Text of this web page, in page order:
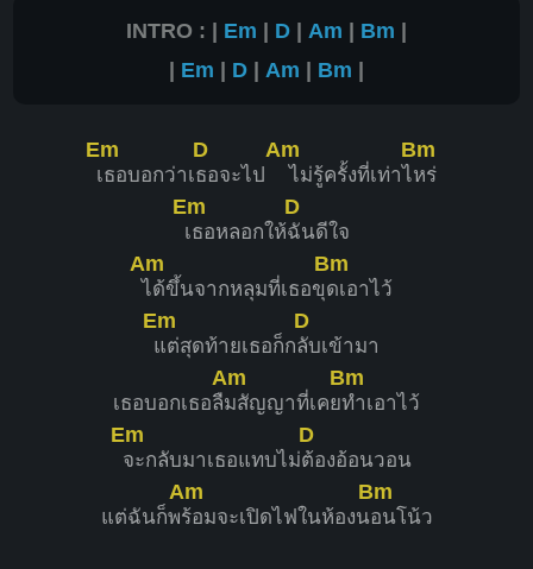
INTRO : | Em | D | Am | Bm |
| Em | D | Am | Bm |
Em
เธอบอกว่าเ
D
ธอจะไป
Am
ไม่รู้ครั้งที่เท่าไ
Bm
หร่
Em
เธอหลอกให้
D
ฉันดีใจ
Am
ได้ขึ้นจากหลุมที่เธอขุ
Bm
ดเอาไว้
Em
แต่สุดท้ายเธอก็ก
D
ลับเข้ามา
เธอบอกเธอลื
Am
มสัญญาที่เคย
Bm
ทำเอาไว้
Em
จะกลับมาเธอแทบไม่
D
ต้องอ้อนวอน
แต่ฉันก็พ
Am
ร้อมจะเปิดไฟในห้องน
Bm
อนโน้ว